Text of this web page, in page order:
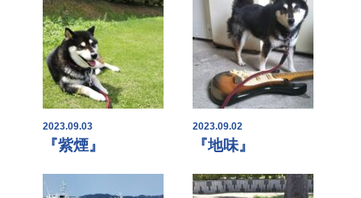
2023.09.03
『紫煙』
2023.09.02
『地味』